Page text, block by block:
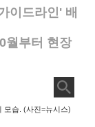
이드라인' 배
월부터 현장
모습. (사진=뉴시스)